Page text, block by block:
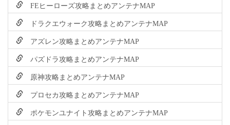
FEヒーローズ攻略まとめアンテナMAP
ドラクエウォーク攻略まとめアンテナMAP
アズレン攻略まとめアンテナMAP
パズドラ攻略まとめアンテナMAP
原神攻略まとめアンテナMAP
プロセカ攻略まとめアンテナMAP
ポケモンユナイト攻略まとめアンテナMAP